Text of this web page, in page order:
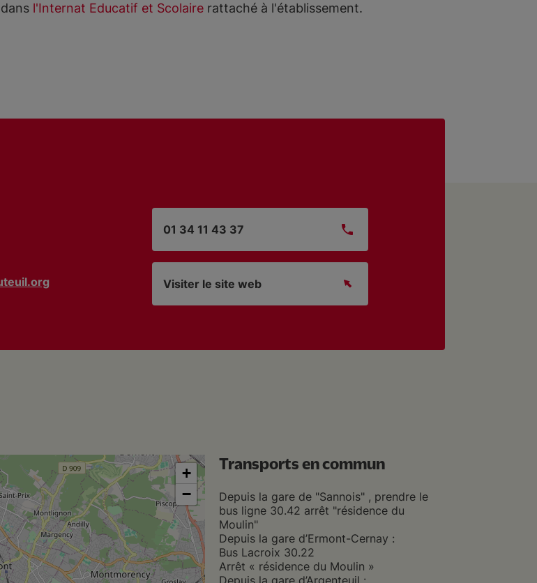
l'Internat Educatif et Scolaire rattaché à l'établissement.
01 34 11 43 37
Visiter le site web
+
−
Transports en commun
Depuis la gare de "Sannois" , prendre le
bus ligne 30.42 arrêt "résidence du
Moulin"
Depuis la gare d’Ermont-Cernay :
Bus Lacroix 30.22
Arrêt « résidence du Moulin »
Depuis la gare d’Argenteuil :